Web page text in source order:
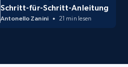
Schritt-für-Schritt-Anleitung
Antonello Zanini 21 min lesen